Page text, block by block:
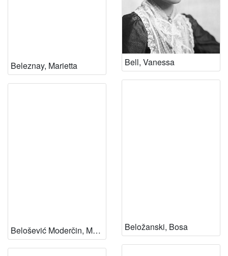
Beleznay, Marietta Bell, Vanessa
Belošević Moderčin, Marijana Beložanski, Bosa